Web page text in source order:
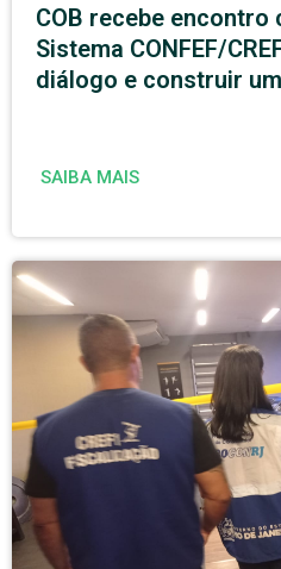
COB recebe
Sistema CONFEF/
diálogo e construir
SAIBA MAIS